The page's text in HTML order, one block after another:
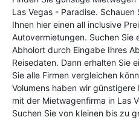
Las Vegas - Paradise.
Ihnen hier einen all inclusive
Autovermietungen. Suchen Sie
Abholort durch Eingabe Ihres
Reisedaten. Dann erhalten Sie
Sie alle Firmen vergleichen
Volumens haben wir
mit der Mietwagenfirma in Las
Suchen Sie von kleinen bis zu